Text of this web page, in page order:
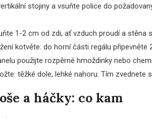
stojiny a vsuňte police do
1-2 cm od zdi, ať vzduch proudí a stěna
kotvěte: do horní části regálu
použijte rozpěrné hmoždinky nebo
těžké dole, lehké nahoru. Tím zvednete
a háčky: co kam